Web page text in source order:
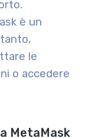
è un
le
o accedere
MetaMask